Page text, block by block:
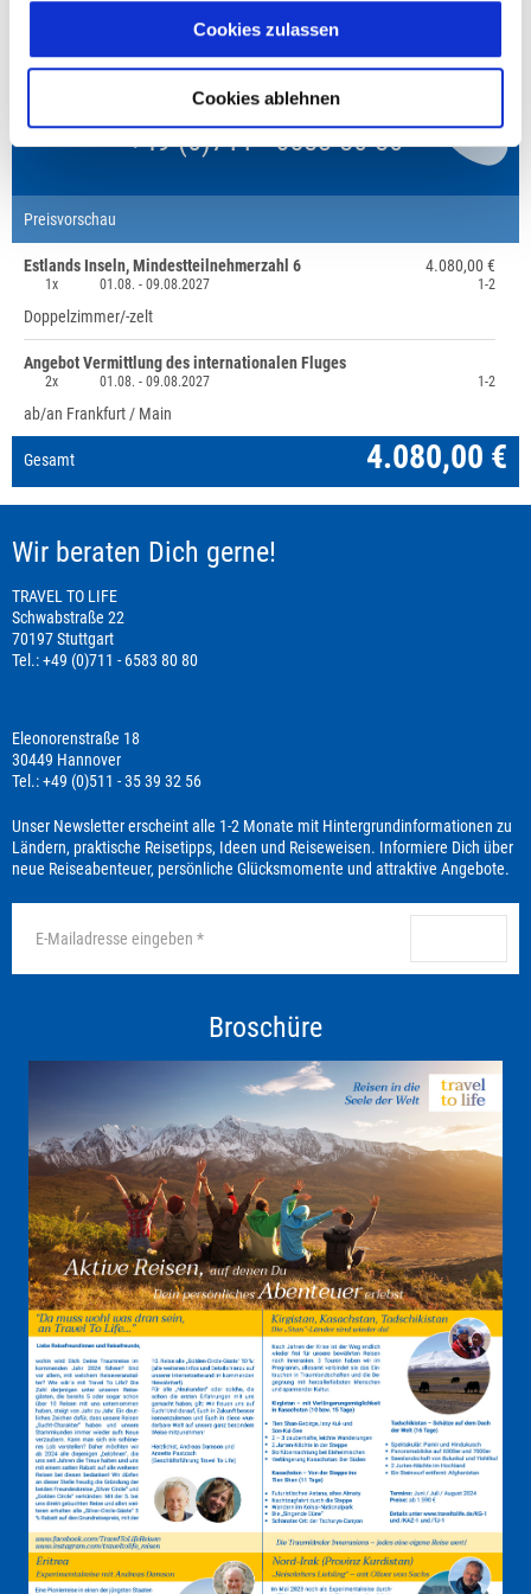
Cookies zulassen
Cookies ablehnen
Fragen zur Buchung?
+49 (0)711 - 6583 80 80
Preisvorschau
4.080,00 €
Estlands Inseln, Mindestteilnehmerzahl 6
1x 01.08. -09.08.2027 1-2
Doppelzimmer/-zelt
Angebot Vermittlung des internationalen Fluges
2x 01.08. -09.08.2027 1-2
ab/an Frankfurt / Main
Gesamt 4.080,00 €
Wir beraten Dich gerne!
TRAVEL TO LIFE
Schwabstraße 22
70197 Stuttgart
Tel.: +49 (0)711 - 6583 80 80
Eleonorenstraße 18
30449 Hannover
Tel.: +49 (0)511 - 35 39 32 56
Unser Newsletter erscheint alle 1-2 Monate mit Hintergrundinformationen zu
Ländern, praktische Reisetipps, Ideen und Reiseweisen. Informiere Dich über
neue Reiseabenteuer, persönliche Glücksmomente und attraktive Angebote.
Broschüre